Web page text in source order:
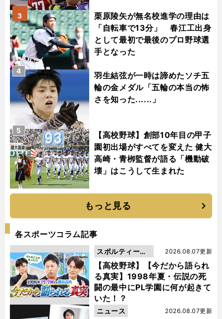
栗原陵矢が無名校進学の理由は
「自転車で13分」 春江工出身
として最初で最後のプロ野球選
手となった
3
羽生結弦が一時は諦めたソチ五
輪の金メダル「五輪の本当の怖
さを知った......」
4
【高校野球】創部10年目の甲子
園初出場がすべてを変えた 健大
高崎・青栁監督が語る「機動破
壊」はこうして生まれた
5
もっと見る
各スポーツコラム記事
【高校野球】【今だから語られ
る真実】1998年夏・伝説の死
闘の最中にPL学園に何が起きて
いた！？
2026.08.07更新
スポルティーバ
動画
2026.08.07更新
ニュース